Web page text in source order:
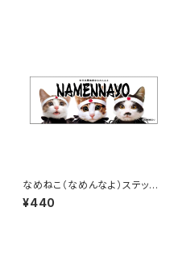
なめねこ（なめんなよ）ステッカ
ー C-3
¥440